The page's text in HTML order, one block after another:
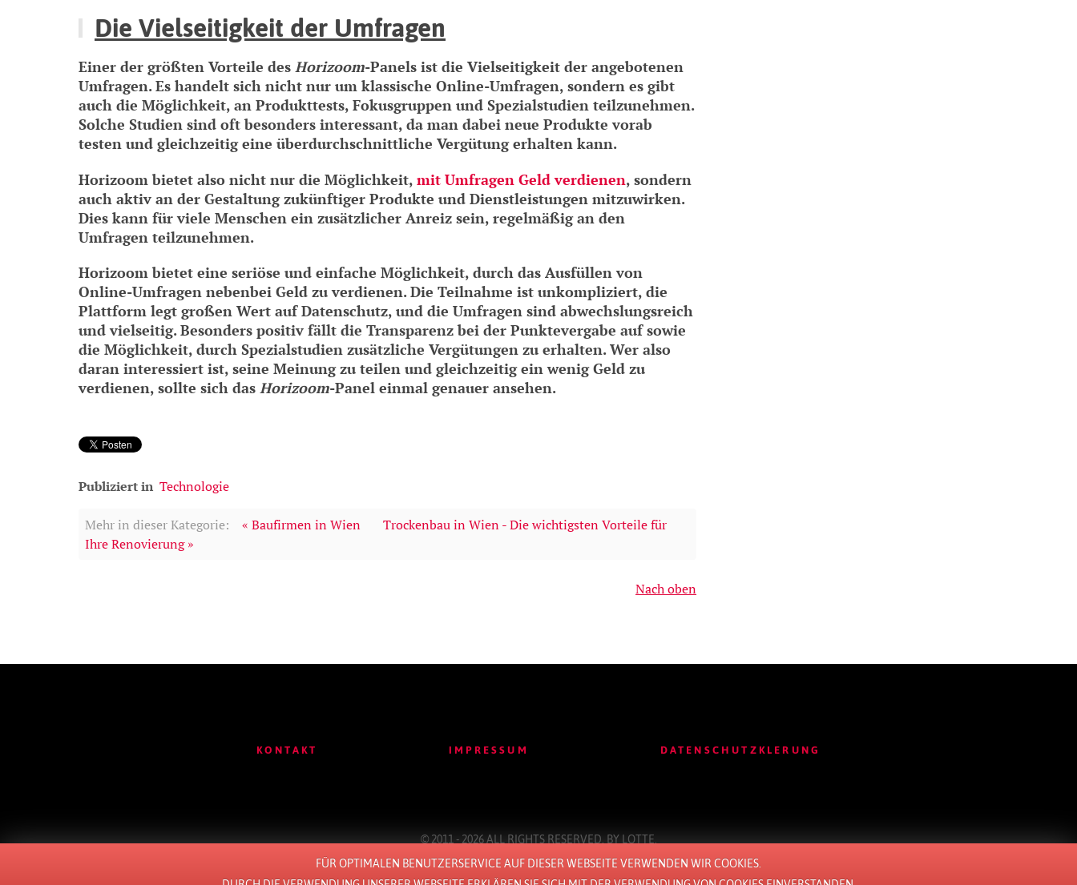
Die Vielseitigkeit der Umfragen
Einer der größten Vorteile des Horizoom-Panels ist die Vielseitigkeit der angebotenen
Umfragen. Es handelt sich nicht nur um klassische Online-Umfragen, sondern es gibt
auch die Möglichkeit, an Produkttests, Fokusgruppen und Spezialstudien teilzunehmen.
Solche Studien sind oft besonders interessant, da man dabei neue Produkte vorab
testen und gleichzeitig eine überdurchschnittliche Vergütung erhalten kann.
Horizoom bietet also nicht nur die Möglichkeit, mit Umfragen Geld verdienen, sondern
auch aktiv an der Gestaltung zukünftiger Produkte und Dienstleistungen mitzuwirken.
Dies kann für viele Menschen ein zusätzlicher Anreiz sein, regelmäßig an den
Umfragen teilzunehmen.
Horizoom bietet eine seriöse und einfache Möglichkeit, durch das Ausfüllen von
Online-Umfragen nebenbei Geld zu verdienen. Die Teilnahme ist unkompliziert, die
Plattform legt großen Wert auf Datenschutz, und die Umfragen sind abwechslungsreich
und vielseitig. Besonders positiv fällt die Transparenz bei der Punktevergabe auf sowie
die Möglichkeit, durch Spezialstudien zusätzliche Vergütungen zu erhalten. Wer also
daran interessiert ist, seine Meinung zu teilen und gleichzeitig ein wenig Geld zu
verdienen, sollte sich das Horizoom-Panel einmal genauer ansehen.
Publiziert in Technologie
Mehr in dieser Kategorie: « Baufirmen in Wien
Trockenbau in Wien - Die wichtigsten Vorteile für
Ihre Renovierung »
Nach oben
KONTAKT IMPRESSUM DATENSCHUTZKLERUNG
© 2011 - 2026 ALL RIGHTS RESERVED. BY LOTTE
FÜR OPTIMALEN BENUTZERSERVICE AUF DIESER WEBSEITE VERWENDEN WIR COOKIES.